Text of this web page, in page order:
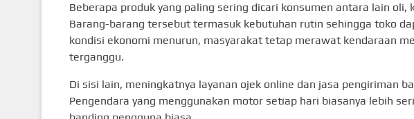
Beberapa produk yang paling sering dicari konsumen antara lain oli,
Barang-barang tersebut termasuk kebutuhan rutin sehingga toko
kondisi ekonomi menurun, masyarakat tetap merawat kendaraan
terganggu.
Di sisi lain, meningkatnya layanan ojek online dan jasa pengiriman
Pengendara yang menggunakan motor setiap hari biasanya lebih